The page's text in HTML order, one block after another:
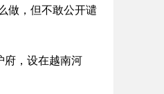
做，但不敢公开谴
府，设在越南河